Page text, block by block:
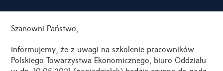
Szanowni Państwo,
informujemy, że z uwagi na szkolenie pracowników
Polskiego Towarzystwa Ekonomicznego, biuro Oddziału